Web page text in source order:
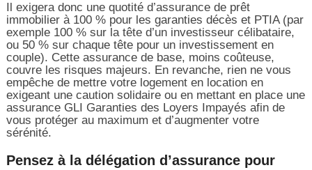
Il exigera donc une quotité d’assurance de prêt
immobilier à 100 % pour les garanties décès et PTIA (par
exemple 100 % sur la tête d’un investisseur célibataire,
ou 50 % sur chaque tête pour un investissement en
couple). Cette assurance de base, moins coûteuse,
couvre les risques majeurs. En revanche, rien ne vous
empêche de mettre votre logement en location en
exigeant une caution solidaire ou en mettant en place une
assurance GLI Garanties des Loyers Impayés afin de
vous protéger au maximum et d’augmenter votre
sérénité.
Pensez à la délégation d’assurance pour